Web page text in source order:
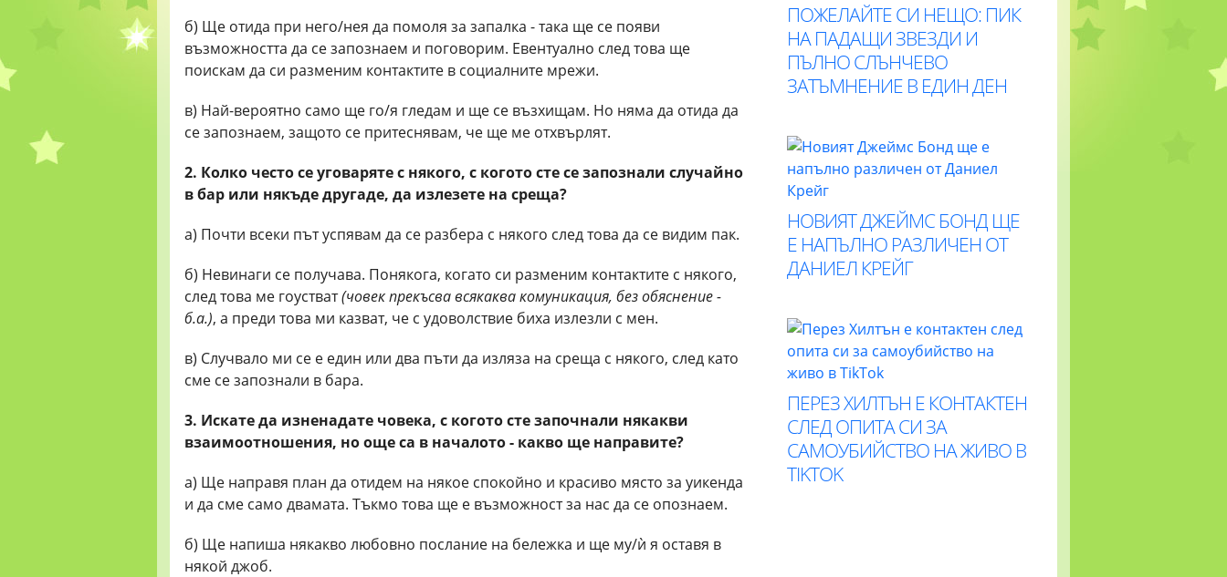
б) Ще отида при него/нея да помоля за запалка - така ще се появи
възможността да се запознаем и поговорим. Евентуално след това ще
поискам да си разменим контактите в социалните мрежи.
в) Най-вероятно само ще го/я гледам и ще се възхищам. Но няма да отида да
се запознаем, защото се притеснявам, че ще ме отхвърлят.
2. Колко често се уговаряте с някого, с когото сте се запознали случайно
в бар или някъде другаде, да излезете на среща?
а) Почти всеки път успявам да се разбера с някого след това да се видим пак.
б) Невинаги се получава. Понякога, когато си разменим контактите с някого,
след това ме гоустват(човек прекъсва всякаква комуникация, без обяснение -
б.а.), а преди това ми казват, че с удоволствие биха излезли с мен.
в) Случвало ми се е един или два пъти да изляза на среща с някого, след като
сме се запознали в бара.
3. Искате да изненадате човека, с когото сте започнали някакви
взаимоотношения, но още са в началото - какво ще направите?
а) Ще направя план да отидем на някое спокойно и красиво място за уикенда
и да сме само двамата. Тъкмо това ще е възможност за нас да се опознаем.
б) Ще напиша някакво любовно послание на бележка и ще му/ѝ я оставя в
някой джоб.
ПОЖЕЛАЙТЕ СИ НЕЩО: ПИК
НА ПАДАЩИ ЗВЕЗДИ И
ПЪЛНО СЛЪНЧЕВО
ЗАТЪМНЕНИЕ В ЕДИН ДЕН
НОВИЯТ ДЖЕЙМС БОНД ЩЕ
Е НАПЪЛНО РАЗЛИЧЕН ОТ
ДАНИЕЛ КРЕЙГ
ПЕРЕЗ ХИЛТЪН Е КОНТАКТЕН
СЛЕД ОПИТА СИ ЗА
САМОУБИЙСТВО НА ЖИВО В
TIKTOK